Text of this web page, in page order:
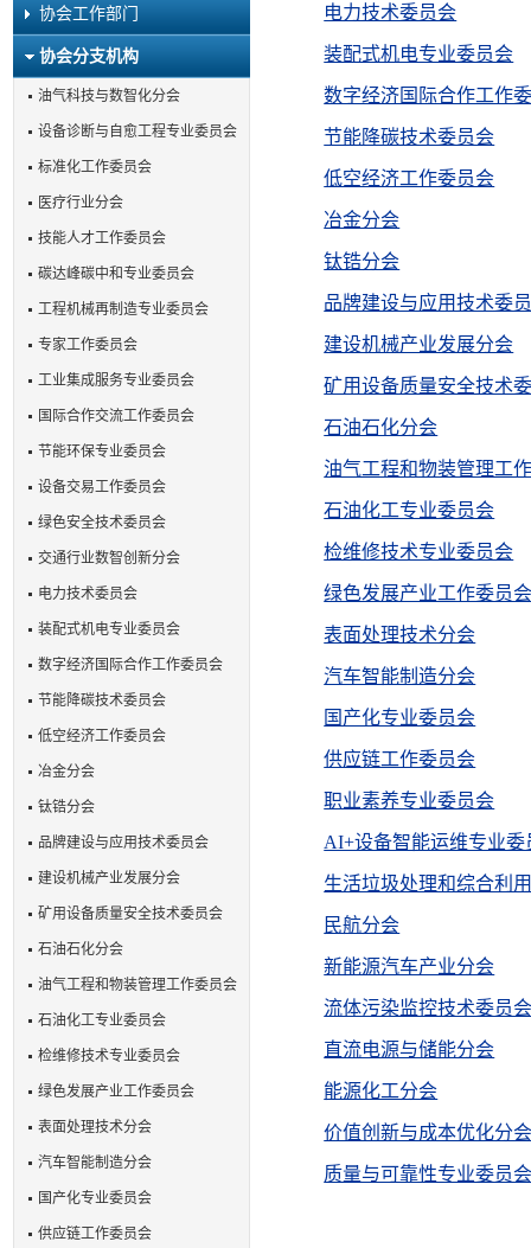
协会工作部门
协会分支机构
油气科技与数智化分会
设备诊断与自愈工程专业委员会
标准化工作委员会
医疗行业分会
技能人才工作委员会
碳达峰碳中和专业委员会
工程机械再制造专业委员会
专家工作委员会
工业集成服务专业委员会
国际合作交流工作委员会
节能环保专业委员会
设备交易工作委员会
绿色安全技术委员会
交通行业数智创新分会
电力技术委员会
装配式机电专业委员会
数字经济国际合作工作委员会
节能降碳技术委员会
低空经济工作委员会
冶金分会
钛锆分会
品牌建设与应用技术委员会
建设机械产业发展分会
矿用设备质量安全技术委员会
石油石化分会
油气工程和物装管理工作委员会
石油化工专业委员会
检维修技术专业委员会
绿色发展产业工作委员会
表面处理技术分会
汽车智能制造分会
国产化专业委员会
供应链工作委员会
电力技术委员会
装配式机电专业委员会
数字经济国际合作工作
节能降碳技术委员会
低空经济工作委员会
冶金分会
钛锆分会
品牌建设与应用技术委
建设机械产业发展分会
矿用设备质量安全技术
石油石化分会
油气工程和物装管理工
石油化工专业委员会
检维修技术专业委员会
绿色发展产业工作委员
表面处理技术分会
汽车智能制造分会
国产化专业委员会
供应链工作委员会
职业素养专业委员会
AI+设备智能运维专业委
生活垃圾处理和综合利
民航分会
新能源汽车产业分会
流体污染监控技术委员
直流电源与储能分会
能源化工分会
价值创新与成本优化分
质量与可靠性专业委员